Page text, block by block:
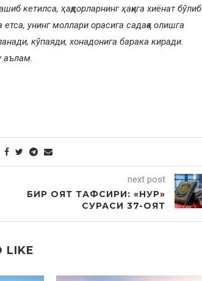
кетилса, ҳақдорларнинг ҳақига хиёнат бўлиб
унинг моллари орасига садақа олишга
кўпаяди, хонадонига барака киради.
аълам.
next post
БИР ОЯТ ТАФСИРИ: «НУР»
СУРАСИ 37-ОЯТ
LIKE